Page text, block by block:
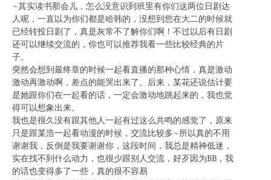
~其实读书那会儿，怎么没意识到班里有你们这两位日剧达
人呢，一直以为你们都是哈韩的，没想到您在大二的时候就
已经转投日剧了，真是灰常不了解你们啊！不过以后有日剧
还可以继续交流的，你也可以推荐我看一些比较经典的片
子。
突然会想到最终章的时候一起看直播的那种心情，真是激动
激动再激动啊，差点的能哭出来了。后来，某花还说估计要
是她跟你们在一起看的话，一定会激动地跳起来的，我也觉
得可以想象出来。
我也是很久没有跟其他人一起有过这么共鸣的感觉了，原来
只是跟某浩一起看动漫的时候，交流比较多~所以真的不用
谢谢我，反倒是我要谢谢你，这段时间，我总是精神低迷，
实在找不到什么动力，也很少跟别人交流，好歹因为BB，我
的话也变得多了一些，真的很不容易